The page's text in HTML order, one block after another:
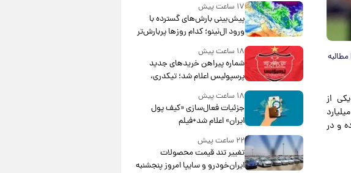
از
پرحاشیه‌ترین موضوعات مدیریتی فوتبال ایران بوده است. در ظاهر، قرارداد سرمربی سابق سرخ‌ها با مبلغی در حدود ۱۵ میلیارد
و در
۱۷ ساعت پیش
پیش‌بینی بارش‌های گسترده با
ورود ال‌نینو؛ کدام روزها پربارش‌تر
خواهند بود؟
۱۸ ساعت پیش
شماره پیراهن خریدهای جدید
پرسپولیس اعلام شد؛ تیکدری،
محبی و سرگیف با اعداد ویژه
۱۸ ساعت پیش
جزئیات فعال‌سازی «کیف پول
ایران» اعلام شد+فیلم
۲۲ ساعت پیش
تغییر تند قیمت محصولات
ایران‌خودرو و سایپا امروز پنجشنبه